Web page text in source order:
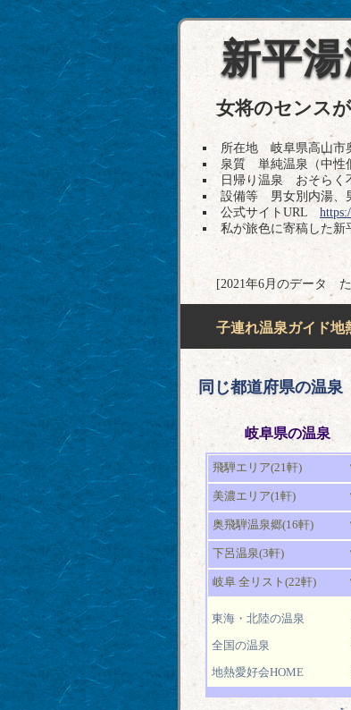
新平
女将のセンス
所在地 岐阜県高山市
泉質 単純温泉（中性
日帰り温泉 おそらく
設備等 男女別内湯、
公式サイトURL
私が旅色に寄稿した
[2021年6月のデータ
子連れ温泉ガイド地
同じ都道府県の温泉